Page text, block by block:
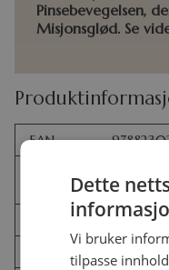
Pinsebevegelsen,
Misjonsglød. Se
EAN
Forfatter
Håberg
Format
296
Dette
Vi bruker
tilpasse